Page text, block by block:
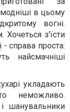
в цьому
вогні.
Хочеться з'їсти
- справа проста:
найсмачніші
укладають
неможливо.
шанувальники